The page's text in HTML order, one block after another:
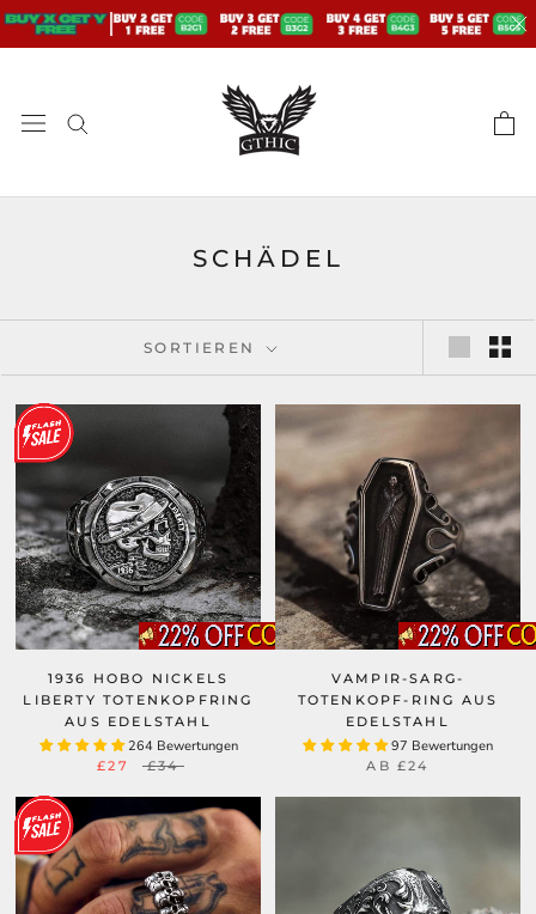
Zum
Inhalt
SCHÄDEL
SORTIEREN
1936 HOBO NICKELS
LIBERTY TOTENKOPFRING
AUS EDELSTAHL
264 Bewertungen
£27 £34
VAMPIR-SARG-
TOTENKOPF-RING AUS
EDELSTAHL
97 Bewertungen
AB £24